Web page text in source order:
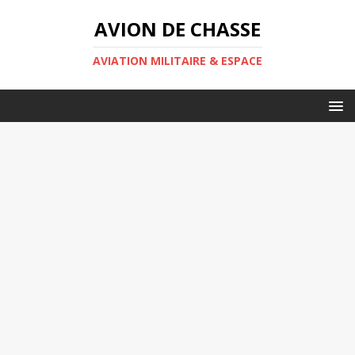
AVION DE CHASSE
AVIATION MILITAIRE & ESPACE